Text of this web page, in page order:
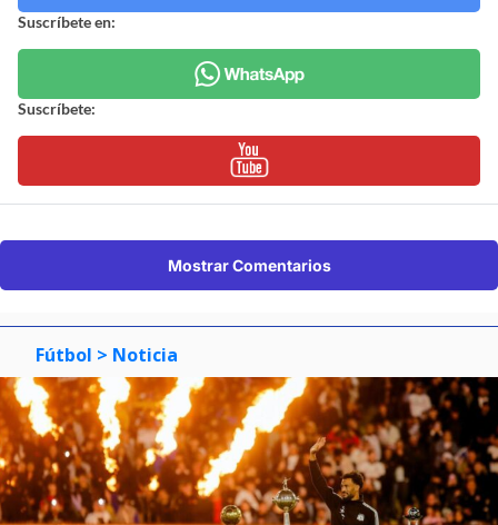
Suscríbete en:
Suscríbete:
Mostrar Comentarios
Fútbol > Noticia